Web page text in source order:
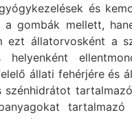
és
a gombák mellett,
ezt állatorvosként a
helyenként
állati fehérjére és
szénhidrátot